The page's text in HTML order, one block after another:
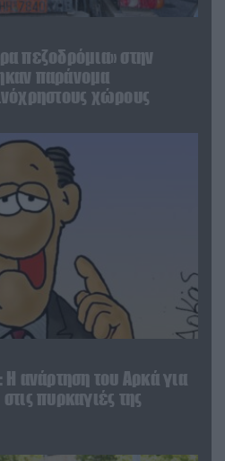
πεζοδρόμια» στην
παράνομα
χώρους
ανάρτηση του Αρκά για
πυρκαγιές της